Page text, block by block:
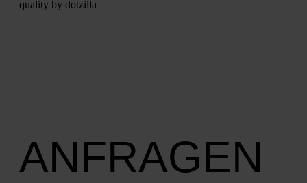
qua­li­ty by dot­zil­la
ANFRAGEN